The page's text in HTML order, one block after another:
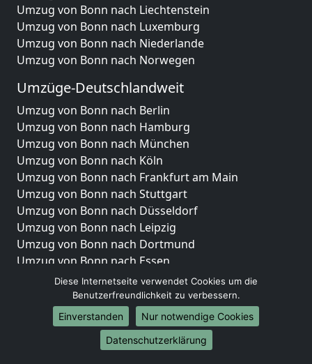
Umzug von Bonn nach Liechtenstein
Umzug von Bonn nach Luxemburg
Umzug von Bonn nach Niederlande
Umzug von Bonn nach Norwegen
Umzüge-Deutschlandweit
Umzug von Bonn nach Berlin
Umzug von Bonn nach Hamburg
Umzug von Bonn nach München
Umzug von Bonn nach Köln
Umzug von Bonn nach Frankfurt am Main
Umzug von Bonn nach Stuttgart
Umzug von Bonn nach Düsseldorf
Umzug von Bonn nach Leipzig
Umzug von Bonn nach Dortmund
Umzug von Bonn nach Essen
Umzug von Bonn nach Bremen
Umzug von Bonn nach Dresden
Umzug von Bonn nach Hannover
Umzug von Bonn nach Nürnberg
Umzug von Bonn nach Duisburg
Diese Internetseite verwendet Cookies um die
Benutzerfreundlichkeit zu verbessern.
Einverstanden
Nur notwendige Cookies
Datenschutzerklärung